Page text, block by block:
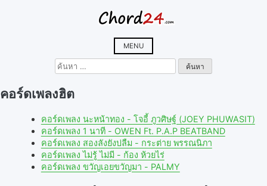
MENU
ค้นหา
สำหรับ:
คอร์ดเพลงฮิต
คอร์ดเพลง นะหน้าทอง - โจอี้ ภูวศิษฐ์ (JOEY PHUWASIT)
คอร์ดเพลง 1 นาที - OWEN Ft. P.A.P BEATBAND
คอร์ดเพลง สองลังยังบ่ลืม - กระต่าย พรรณนิภา
คอร์ดเพลง ไม่รู้ ไม่มี - ก้อง ห้วยไร่
คอร์ดเพลง ขวัญเอยขวัญมา - PALMY